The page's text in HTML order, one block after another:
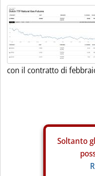
con il contratto di
Soltanto